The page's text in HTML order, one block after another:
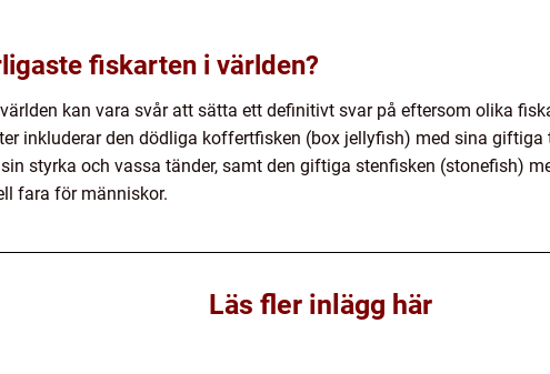
fiskarten i världen?
kan vara svår att sätta ett definitivt svar på eftersom olika
inkluderar den dödliga koffertfisken (box jellyfish) med sina
styrka och vassa tänder, samt den giftiga stenfisken (stonefish)
fara för människor.
Läs fler inlägg här